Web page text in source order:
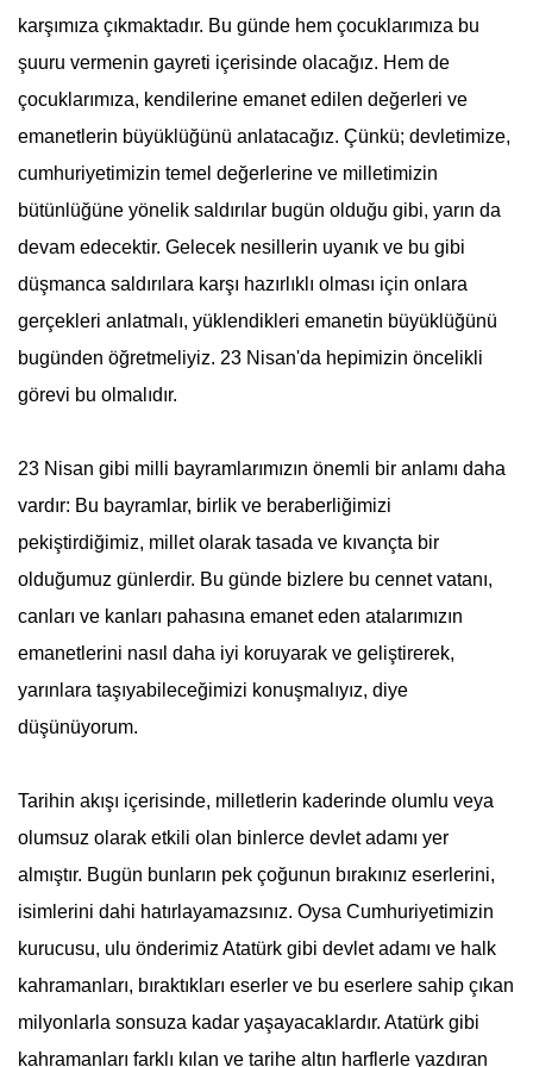
karşımıza çıkmaktadır. Bu günde hem çocuklarımıza bu
şuuru vermenin gayreti içerisinde olacağız. Hem de
çocuklarımıza, kendilerine emanet edilen değerleri ve
emanetlerin büyüklüğünü anlatacağız. Çünkü; devletimize,
cumhuriyetimizin temel değerlerine ve milletimizin
bütünlüğüne yönelik saldırılar bugün olduğu gibi, yarın da
devam edecektir. Gelecek nesillerin uyanık ve bu gibi
düşmanca saldırılara karşı hazırlıklı olması için onlara
gerçekleri anlatmalı, yüklendikleri emanetin büyüklüğünü
bugünden öğretmeliyiz. 23 Nisan'da hepimizin öncelikli
görevi bu olmalıdır.
23 Nisan gibi milli bayramlarımızın önemli bir anlamı daha
vardır: Bu bayramlar, birlik ve beraberliğimizi
pekiştirdiğimiz, millet olarak tasada ve kıvançta bir
olduğumuz günlerdir. Bu günde bizlere bu cennet vatanı,
canları ve kanları pahasına emanet eden atalarımızın
emanetlerini nasıl daha iyi koruyarak ve geliştirerek,
yarınlara taşıyabileceğimizi konuşmalıyız, diye
düşünüyorum.
Tarihin akışı içerisinde, milletlerin kaderinde olumlu veya
olumsuz olarak etkili olan binlerce devlet adamı yer
almıştır. Bugün bunların pek çoğunun bırakınız eserlerini,
isimlerini dahi hatırlayamazsınız. Oysa Cumhuriyetimizin
kurucusu, ulu önderimiz Atatürkgibi devlet adamı ve halk
kahramanları, bıraktıkları eserler ve bu eserlere sahip çıkan
milyonlarla sonsuza kadar yaşayacaklardır. Atatürkgibi
kahramanları farklı kılan ve tarihe altın harflerle yazdıran